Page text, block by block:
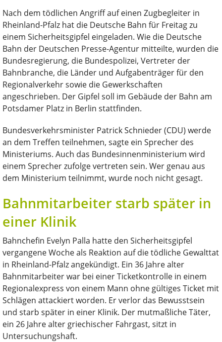
Nach dem tödlichen Angriff auf einen Zugbegleiter in
Rheinland-Pfalz hat die Deutsche Bahn für Freitag zu
einem Sicherheitsgipfel eingeladen. Wie die Deutsche
Bahn der Deutschen Presse-Agentur mitteilte, wurden die
Bundesregierung, die Bundespolizei, Vertreter der
Bahnbranche, die Länder und Aufgabenträger für den
Regionalverkehr sowie die Gewerkschaften
angeschrieben. Der Gipfel soll im Gebäude der Bahn am
Potsdamer Platz in Berlin stattfinden.
Bundesverkehrsminister Patrick Schnieder (CDU) werde
an dem Treffen teilnehmen, sagte ein Sprecher des
Ministeriums. Auch das Bundesinnenministerium wird
einem Sprecher zufolge vertreten sein. Wer genau aus
dem Ministerium teilnimmt, wurde noch nicht gesagt.
Bahnmitarbeiter starb später in
einer Klinik
Bahnchefin Evelyn Palla hatte den Sicherheitsgipfel
vergangene Woche als Reaktion auf die tödliche Gewalttat
in Rheinland-Pfalz angekündigt. Ein 36 Jahre alter
Bahnmitarbeiter war bei einer Ticketkontrolle in einem
Regionalexpress von einem Mann ohne gültiges Ticket mit
Schlägen attackiert worden. Er verlor das Bewusstsein
und starb später in einer Klinik. Der mutmaßliche Täter,
ein 26 Jahre alter griechischer Fahrgast, sitzt in
Untersuchungshaft.